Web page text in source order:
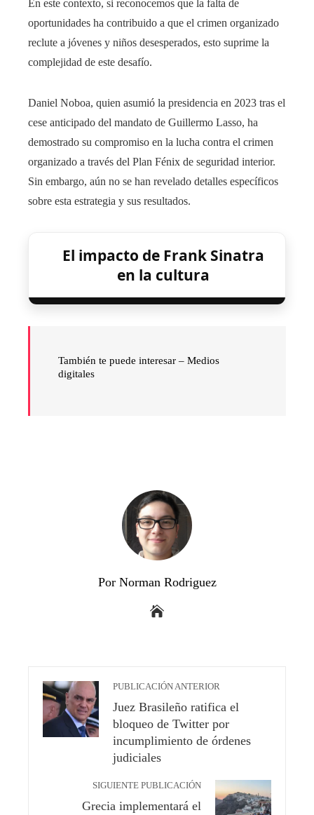
En este contexto, si reconocemos que la falta de
oportunidades ha contribuido a que el crimen organizado
reclute a jóvenes y niños desesperados, esto suprime la
complejidad de este desafío.
Daniel Noboa, quien asumió la presidencia en 2023 tras el
cese anticipado del mandato de Guillermo Lasso, ha
demostrado su compromiso en la lucha contra el crimen
organizado a través del Plan Fénix de seguridad interior.
Sin embargo, aún no se han revelado detalles específicos
sobre esta estrategia y sus resultados.
El impacto de Frank Sinatra
en la cultura
También te puede interesar – Medios
digitales
Por Norman Rodriguez
PUBLICACIÓN ANTERIOR
Juez Brasileño ratifica el
bloqueo de Twitter por
incumplimiento de órdenes
judiciales
SIGUIENTE PUBLICACIÓN
Grecia implementará el